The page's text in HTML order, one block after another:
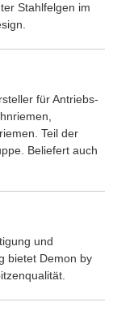
Stahlfelgen im
für Antriebs-
Teil der
Beliefert auch
und
bietet Demon by